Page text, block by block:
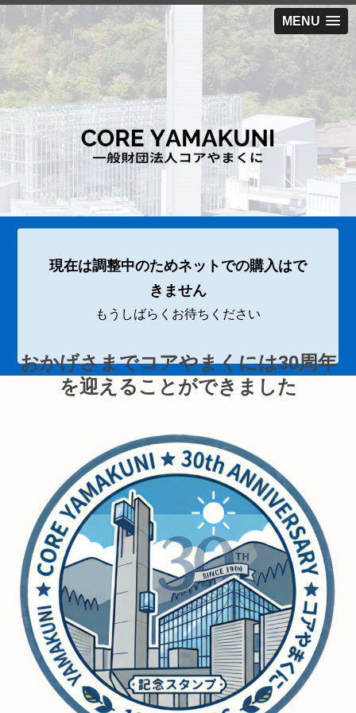
MENU
現在は調整中のためネットでの購入はで
きません
もうしばらくお待ちください
おかげさまでコアやまくには30周年
を迎えることができました